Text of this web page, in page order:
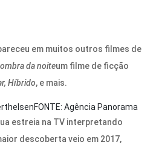
em muitos outros filmes de
da noiteum filme de ficção
Híbrido, e mais.
FONTE: Agência Panorama
estreia na TV interpretando
descoberta veio em 2017,